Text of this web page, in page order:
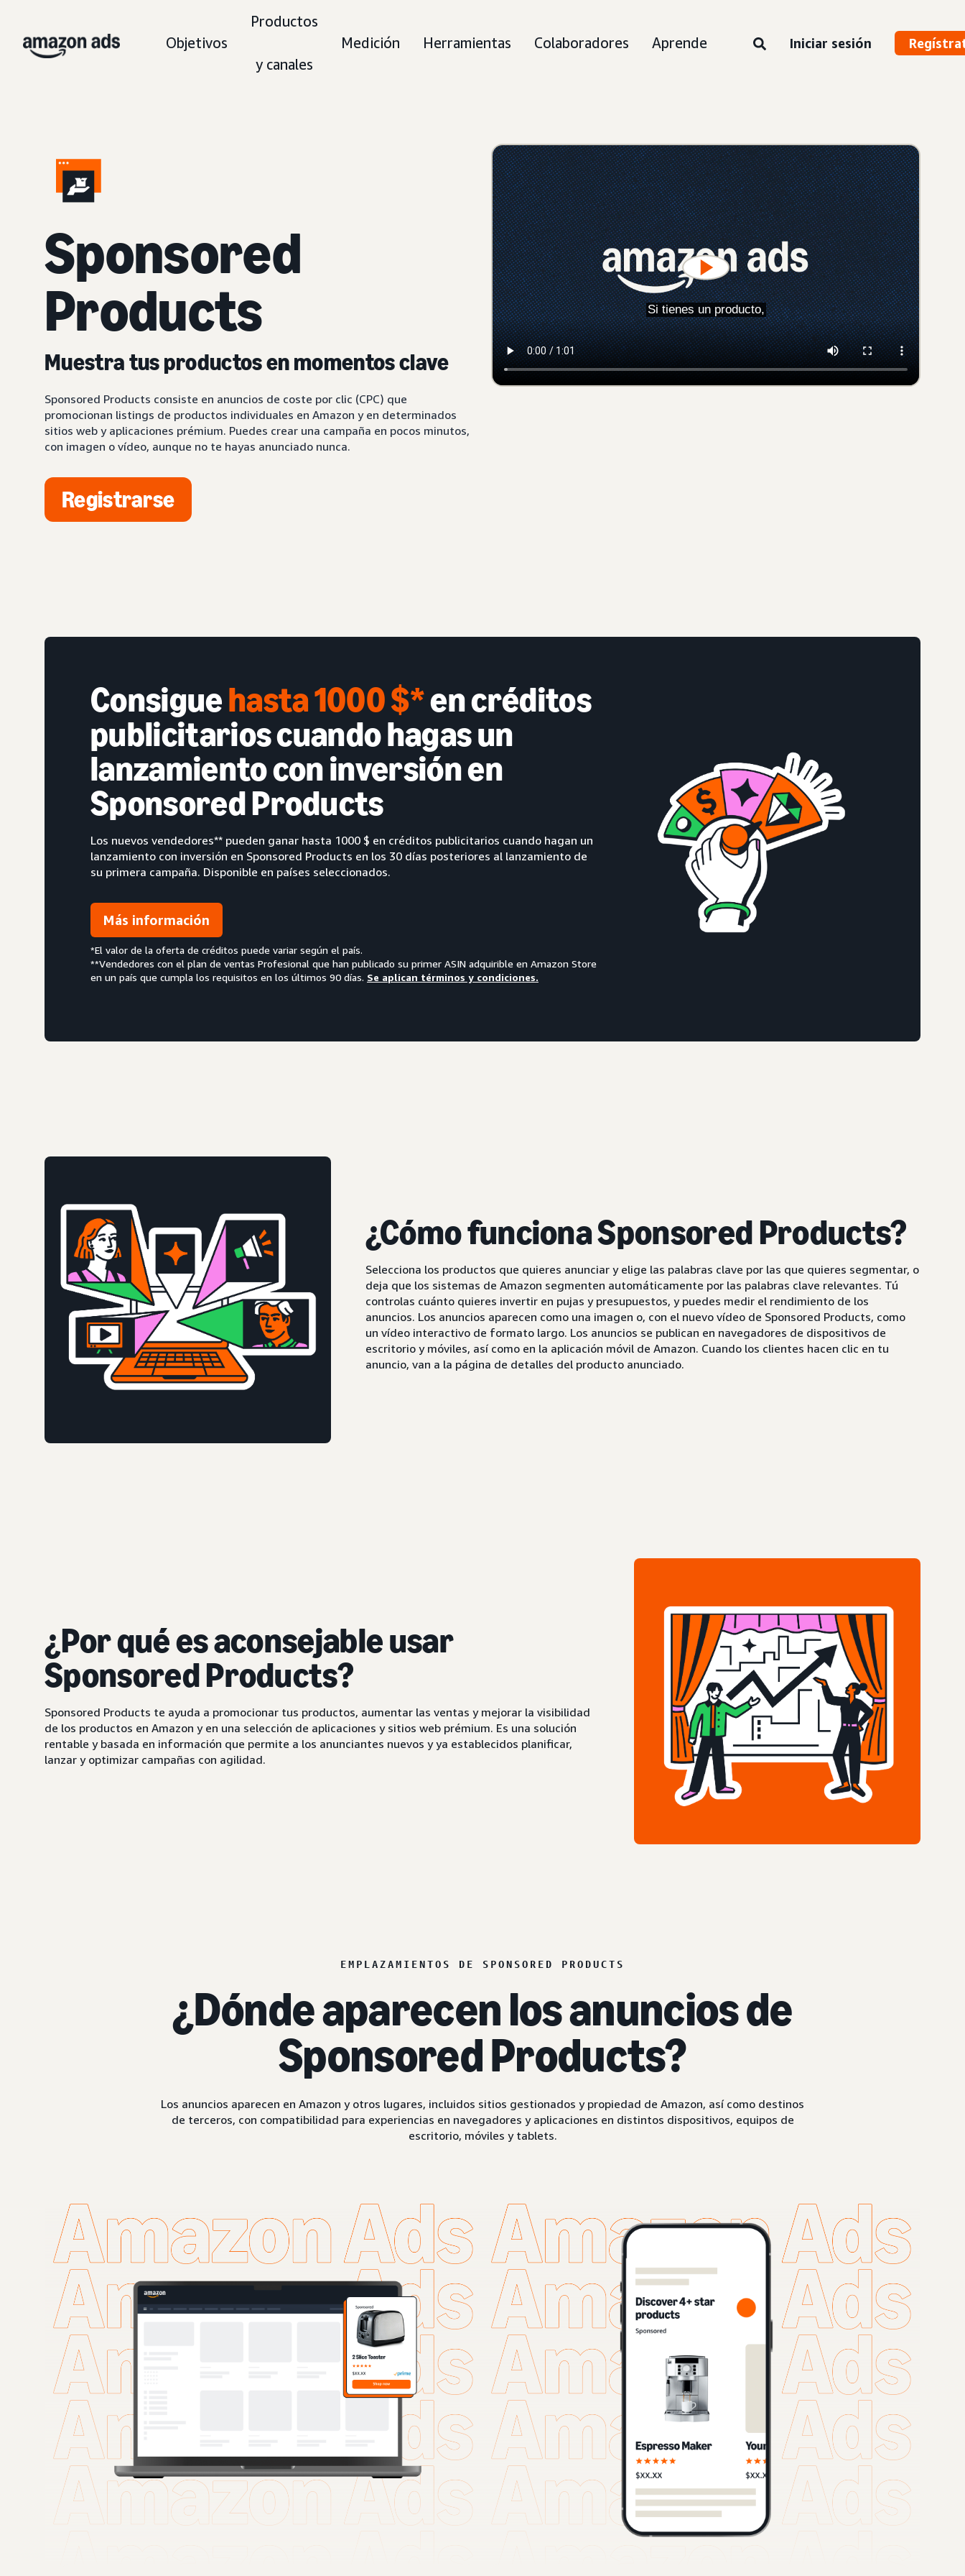
Objetivos
Productos
y canales
Medición Herramientas Colaboradores Aprende Iniciar sesión
Sponsored
Products
Muestra tus productos en momentos clave
Sponsored Products consiste en anuncios de coste por clic (CPC) que
promocionan listings de productos individuales en Amazon y en determinados
sitios web y aplicaciones prémium. Puedes crear una campaña en pocos minutos,
con imagen o vídeo, aunque no te hayas anunciado nunca.
Registrarse
Consiguehasta 1000 $*en créditos
publicitarios cuando hagas un
lanzamiento con inversión en
Sponsored Products
Los nuevos vendedores** pueden ganar hasta 1000 $ en créditos publicitarios cuando hagan un
lanzamiento con inversión en Sponsored Products en los 30 días posteriores al lanzamiento de
su primera campaña. Disponible en países seleccionados.
Más información
*El valor de la oferta de créditos puede variar según el país.
**Vendedores con el plan de ventas Profesional que han publicado su primer ASIN adquirible en Amazon Store
en un país que cumpla los requisitos en los últimos 90 días. Se aplican términos y condiciones.
¿Cómo funciona Sponsored Products?
Selecciona los productos que quieres anunciar y elige las palabras clave por las que quieres segmentar, o
deja que los sistemas de Amazon segmenten automáticamente por las palabras clave relevantes. Tú
controlas cuánto quieres invertir en pujas y presupuestos, y puedes medir el rendimiento de los
anuncios. Los anuncios aparecen como una imagen o, con el nuevo vídeo de Sponsored Products, como
un vídeo interactivo de formato largo. Los anuncios se publican en navegadores de dispositivos de
escritorio y móviles, así como en la aplicación móvil de Amazon. Cuando los clientes hacen clic en tu
anuncio, van a la página de detalles del producto anunciado.
¿Por qué es aconsejable usar
Sponsored Products?
Sponsored Products te ayuda a promocionar tus productos, aumentar las ventas y mejorar la visibilidad
de los productos en Amazon y en una selección de aplicaciones y sitios web prémium. Es una solución
rentable y basada en información que permite a los anunciantes nuevos y ya establecidos planificar,
lanzar y optimizar campañas con agilidad.
EMPLAZAMIENTOS DE SPONSORED PRODUCTS
¿Dónde aparecen los anuncios de
Sponsored Products?
Los anuncios aparecen en Amazon y otros lugares, incluidos sitios gestionados y propiedad de Amazon, así como destinos
de terceros, con compatibilidad para experiencias en navegadores y aplicaciones en distintos dispositivos, equipos de
escritorio, móviles y tablets.